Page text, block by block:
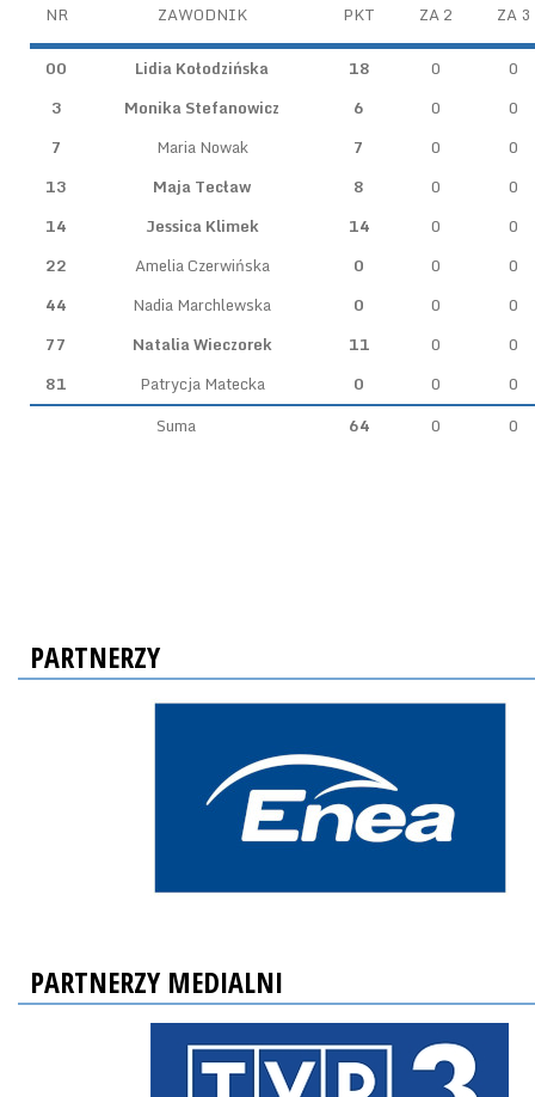
NR ZAWODNIK PKT ZA 2 ZA 3
00 Lidia Kołodzińska 18 0
0
3
Monika Stefanowicz 6 0
0
7
Maria Nowak 7 0
0
13
Maja Tecław 8 0
0
14
Jessica Klimek 14 0
0
22
Amelia Czerwińska 0 0
0
44
Nadia Marchlewska 0 0
0
77
Natalia Wieczorek 11 0
0
81
Patrycja Matecka 0 0
0
Suma
64 0 0
PARTNERZY
PARTNERZY MEDIALNI